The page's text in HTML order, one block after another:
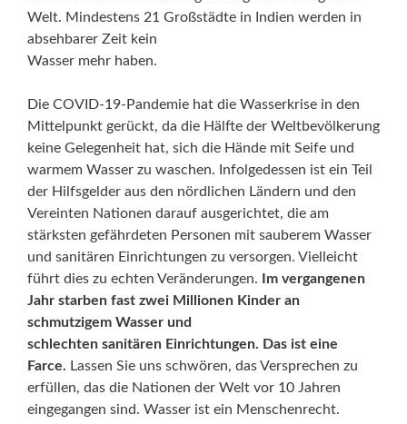
Welt. Mindestens 21 Großstädte in Indien werden in
absehbarer Zeit kein
Wasser mehr haben.
Die COVID-19-Pandemie hat die Wasserkrise in den
Mittelpunkt gerückt, da die Hälfte der Weltbevölkerung
keine Gelegenheit hat, sich die Hände mit Seife und
warmem Wasser zu waschen. Infolgedessen ist ein Teil
der Hilfsgelder aus den nördlichen Ländern und den
Vereinten Nationen darauf ausgerichtet, die am
stärksten gefährdeten Personen mit sauberem Wasser
und sanitären Einrichtungen zu versorgen. Vielleicht
führt dies zu echten Veränderungen.
Im vergangenen
Jahr starben fast zwei Millionen Kinder an
schmutzigem Wasser und
schlechten sanitären Einrichtungen. Das ist eine
Farce. Lassen Sie uns schwören, das Versprechen zu
erfüllen, das die Nationen der Welt vor 10 Jahren
eingegangen sind. Wasser ist ein Menschenrecht.